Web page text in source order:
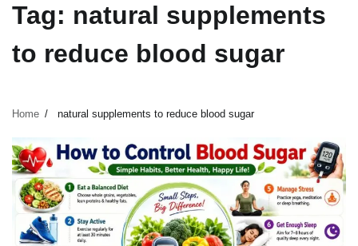
Tag: natural supplements
to reduce blood sugar
Home natural supplements to reduce blood sugar